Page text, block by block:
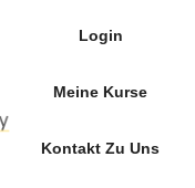
Login
Meine Kurse
Kontakt Zu Uns